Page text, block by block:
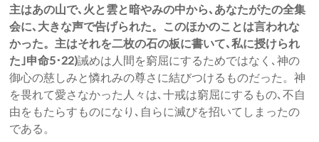
主はあの山で､火と雲と暗やみの中から､あなたがたの全集
会に､大きな声で告げられた。このほかのことは言われな
かった。主はそれを二枚の石の板に書いて､私に授けられ
た｣申命5･22)誡めは人間を窮屈にするためではなく､神の
御心の慈しみと憐れみの尊さに結びつけるものだった。神
を畏れて愛さなかった人々は､十戒は窮屈にするもの､不自
由をもたらすものになり､自らに滅びを招いてしまったの
である。